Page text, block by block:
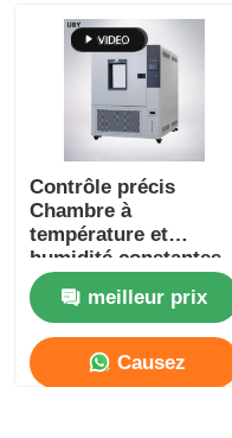
Contrôle précis
Chambre à
température et
humidité constantes
IEC60068 GJB150 JIS
C60068meilleur prix
Causez